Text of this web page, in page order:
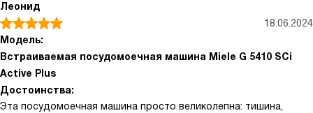
Леонид
18.06.2024
Модель:
Встраиваемая посудомоечная машина Miele G 5410 SCi
Active Plus
Достоинства:
Эта посудомоечная машина просто великолепна: тишина,